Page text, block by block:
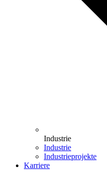
Industrie
Industrie
Industrieprojekte
Karriere